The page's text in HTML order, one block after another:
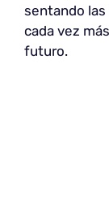
sentando las
cada vez
futuro.